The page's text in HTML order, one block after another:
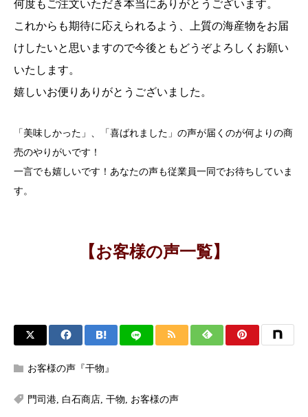
何度もご注文いただき本当にありがとうございます。
これからも期待に応えられるよう、上質の海産物をお届
けしたいと思いますので今後ともどうぞよろしくお願い
いたします。
嬉しいお便りありがとうございました。
「美味しかった」、「喜ばれました」の声が届くのが何よりの商
売のやりがいです！
一言でも嬉しいです！あなたの声も従業員一同でお待ちしていま
す。
【お客様の声一覧】
お客様の声『干物』
門司港 白石商店 干物 お客様の声